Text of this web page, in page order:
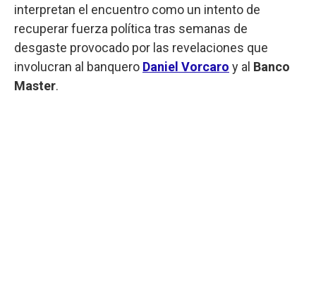
interpretan el encuentro como un intento de
recuperar fuerza política tras semanas de
desgaste provocado por las revelaciones que
involucran al banquero Daniel Vorcaro y al Banco
Master.